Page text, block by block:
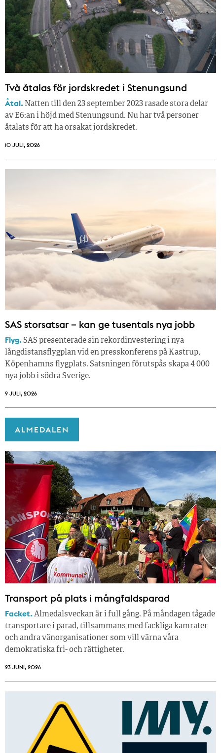
Två åtalas för jordskredet i Stenungsund
Åtal. Natten till den 23 september 2023 rasade stora delar
av E6:an i höjd med Stenungsund. Nu har två personer
åtalats för att ha orsakat jordskredet.
10 JULI, 2026
SAS storsatsar – kan ge tusentals nya jobb
Flyg.SAS presenterade sin rekordinvestering i nya
långdistansflygplan vid en presskonferens på Kastrup,
Köpenhamns flygplats. Satsningen förutspås skapa 4 000
nya jobb i södra Sverige.
9 JULI, 2026
ALMEDALEN
Transport på plats i mångfaldsparad
Facket.Almedalsveckan är i full gång. På måndagen tågade
transportare i parad, tillsammans med fackliga kamrater
och andra vänorganisationer som vill värna våra
demokratiska fri- och rättigheter.
23 JUNI, 2026